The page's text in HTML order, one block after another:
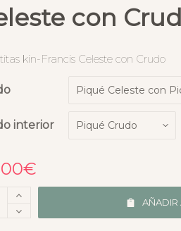
con
kin-Francis Celeste con Crudo
interior
€
AÑADIR